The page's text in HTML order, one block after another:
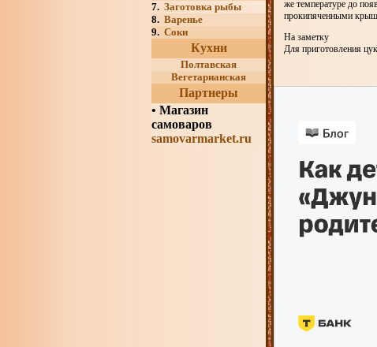
7. Заготовка рыбы
8. Варенье
9. Соки
Кухни
Полтавская
Вегетарианская
Партнеры
• Магазин
самоваров
samovarmarket.ru
же температуре до
прокипяченными
На заметку
Для приготовления